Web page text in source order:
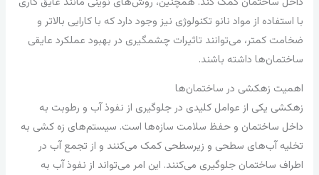
با استفاده از مواد نانو تکنولوژی نیز وجود دارد که با کارایی بالاتر و
ضخامت کمتر، می‌توانند تاثیرات چشمگیری در بهبود عملکرد عایقی
ساختمان‌ها داشته باشند.
اهمیت زهکشی در ساختمان‌ها
زهکشی یکی از عوامل کلیدی در جلوگیری از نفوذ آب و رطوبت به
داخل ساختمان و حفظ سلامت سازه‌ها است. سیستم‌های زه کشی به
تخلیه آب‌های سطحی و زیرسطحی کمک می‌کنند و از تجمع آب در
اطراف ساختمان جلوگیری می‌کنند. این امر می‌تواند از نفوذ آب به